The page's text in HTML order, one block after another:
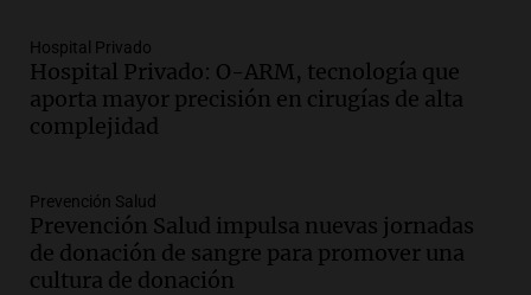
como enfermedad laboral tras la muerte
de un docente
Panorama Federal
Episodios
Luis a partir de agosto por nueva
regulación de la energía
Panorama Federal
Episodios
Hospital Privado
Hospital Privado: O-ARM, tecnología que
aporta mayor precisión en cirugías de alta
complejidad
Prevención Salud
Prevención Salud impulsa nuevas jornadas
de donación de sangre para promover una
cultura de donación